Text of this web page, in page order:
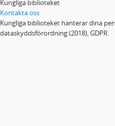
Kungliga biblioteket
Kontakta oss
Kungliga biblioteket hanterar dina
dataskyddsförordning (2018), GDPR.